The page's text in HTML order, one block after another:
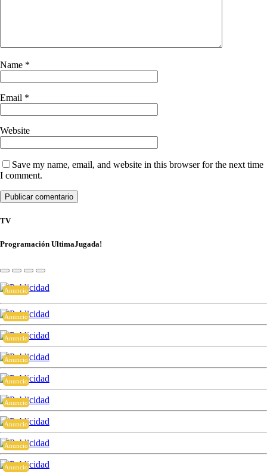
Name *
Email *
Website
Save my name, email, and website in this browser for the next time
I comment.
TV
Programación UltimaJugada!
Anuncio
Anuncio
Anuncio
Anuncio
Anuncio
Anuncio
Anuncio
Anuncio
Anuncio